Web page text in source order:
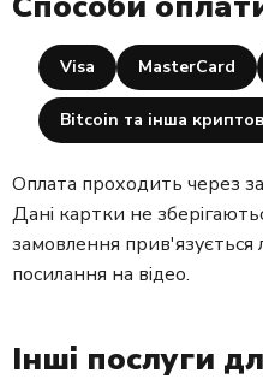
Visa MasterCard
Bitcoin та інша
Оплата проходить через
Дані картки не
замовлення прив'язується
посилання на відео.
Інші послуги